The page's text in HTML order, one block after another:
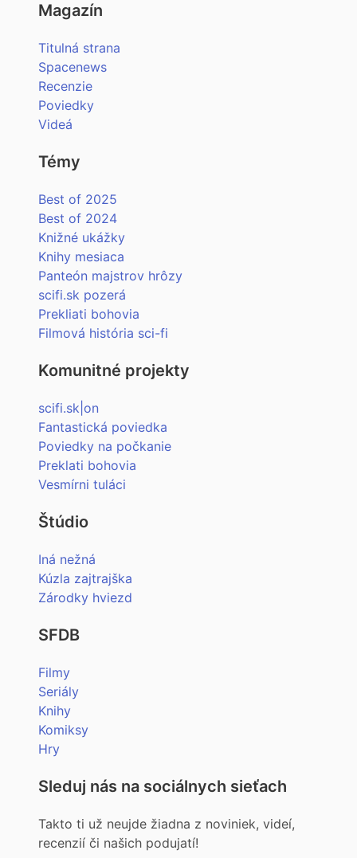
Magazín
Titulná strana
Spacenews
Recenzie
Poviedky
Videá
Témy
Best of 2025
Best of 2024
Knižné ukážky
Knihy mesiaca
Panteón majstrov hrôzy
scifi.sk pozerá
Prekliati bohovia
Filmová história sci-fi
Komunitné projekty
scifi.sk|on
Fantastická poviedka
Poviedky na počkanie
Preklati bohovia
Vesmírni tuláci
Štúdio
Iná nežná
Kúzla zajtrajška
Zárodky hviezd
SFDB
Filmy
Seriály
Knihy
Komiksy
Hry
Sleduj nás na sociálnych sieťach
Takto ti už neujde žiadna z noviniek, videí,
recenzií či našich podujatí!